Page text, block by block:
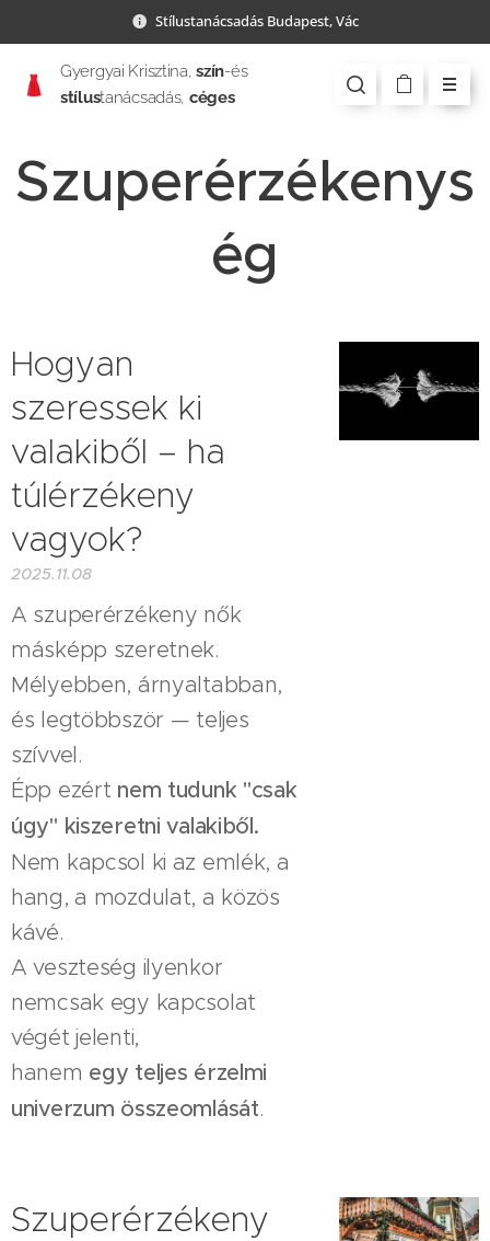
Stílustanácsadás Budapest, Vác
Gyergyai Krisztina, szín-és
stílustanácsadás, céges
Szuperérzékenys
ég
Hogyan
szeressek ki
valakiből – ha
túlérzékeny
vagyok?
2025.11.08
A szuperérzékeny nők
másképp szeretnek.
Mélyebben, árnyaltabban,
és legtöbbször — teljes
szívvel.
Épp ezért nem tudunk "csak
úgy" kiszeretni valakiből.
Nem kapcsol ki az emlék, a
hang, a mozdulat, a közös
kávé.
A veszteség ilyenkor
nemcsak egy kapcsolat
végét jelenti,
hanem egy teljes érzelmi
univerzum összeomlását.
Szuperérzékeny